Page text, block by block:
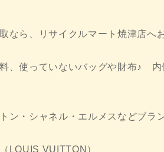
なら、リサイクルマート焼津店へ
、使っていないバッグや財布♪
ン・シャネル・エルメスなどブラ
LOUIS VUITTON）